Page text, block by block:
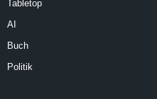
Tabletop
AI
Buch
Politik